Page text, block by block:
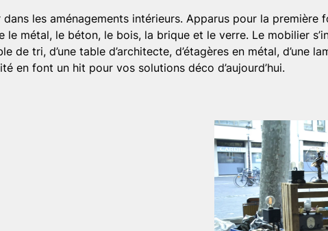
les aménagements intérieurs. Apparus pour la première
métal, le béton, le bois, la brique et le verre. Le mobilier
de tri, d’une table d’architecte, d’étagères en métal, d’une
en font un hit pour vos solutions déco d’aujourd’hui.